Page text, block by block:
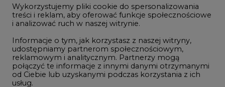
Studio CIRE
Rozmowy o energetyce
Gospodarka
Geopolityka
LTE450
Wykorzystujemy pliki cookie do spersonalizowania
treści i reklam, aby oferować funkcje społecznościowe
i analizować ruch w naszej witrynie.
Informacje o tym, jak korzystasz z naszej witryny,
udostępniamy partnerom społecznościowym,
reklamowym i analitycznym. Partnerzy mogą
połączyć te informacje z innymi danymi otrzymanymi
od Ciebie lub uzyskanymi podczas korzystania z ich
usług.